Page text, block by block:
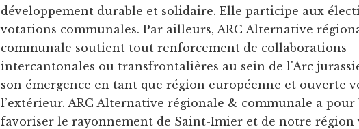
développement durable et solidaire. Elle participe aux
votations communales. Par ailleurs, ARC Alternative
communale soutient tout renforcement de collaborations
intercantonales ou transfrontalières au sein de l'Arc
son émergence en tant que région européenne et ouverte
l’extérieur. ARC Alternative régionale & communale a pour
favoriser le rayonnement de Saint-Imier et de notre région